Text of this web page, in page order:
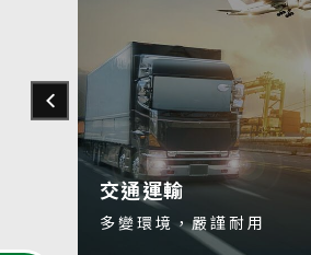
交通運輸
多變環境，嚴謹耐用